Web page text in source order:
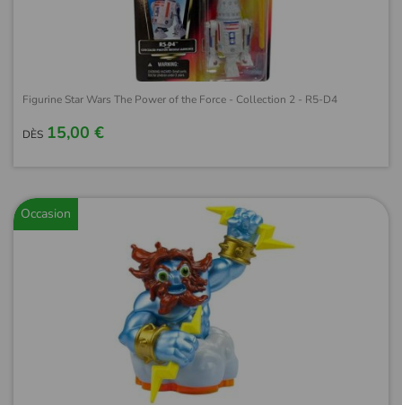
Figurine Star Wars The Power of the Force - Collection 2 - R5-D4
DÈS 15,00 €
Occasion